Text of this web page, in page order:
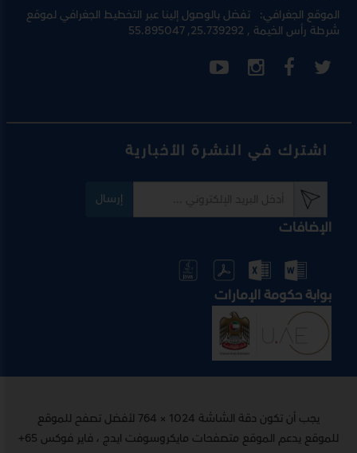
الموقع الجغرافي: تفضل بالوصول إلينا عبرالتخطيط الجغرافي لموقع
شرطة رأس الخيمة, 25.739292, 55.895047
اشترك في النشرة الأخبارية
إرسال
الإضافات
بوابة حكومة الإمارات
يجب أن تكون دقة الشاشة 1024 × 764 لأفضل تصفح للموقع
للموقع يدعم الموقع متصفحات مايكروسوفت ايدج ، فاير فوكس 65+